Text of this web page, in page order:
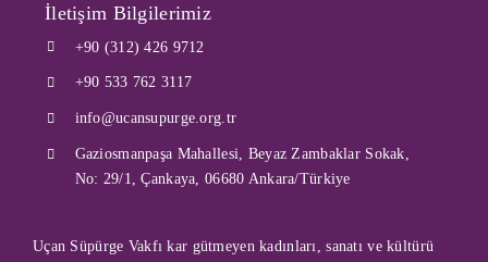
İletişim Bilgilerimiz
+90 (312) 426 9712
+90 533 762 3117
info@ucansupurge.org.tr
Gaziosmanpaşa Mahallesi, Beyaz Zambaklar Sokak,
No: 29/1, Çankaya, 06680 Ankara/Türkiye
Uçan Süpürge Vakfı kar gütmeyen kadınları, sanatı ve kültürü